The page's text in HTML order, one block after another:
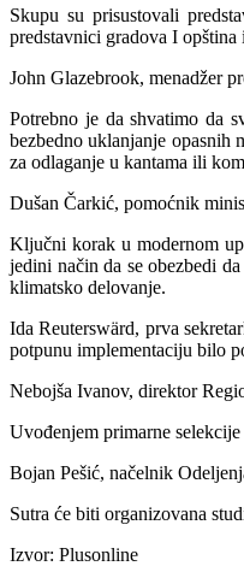
Skupu su prisustovali
predstavnici gradova I
John Glazebrook, menadžer
Potrebno je da shvatimo da
bezbedno uklanjanje opasnih
za odlaganje u kantama ili
Dušan Čarkić, pomoćnik
Ključni korak u modernom
jedini način da se obezbedi
klimatsko delovanje.
Ida Reuterswärd, prva
potpunu implementaciju bilo
Nebojša Ivanov, direktor
Uvođenjem primarne
Bojan Pešić, načelnik
Sutra će biti organizovana
Izvor: Plusonline